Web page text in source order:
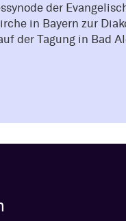
der
in Bayern zur
der Tagung in Bad